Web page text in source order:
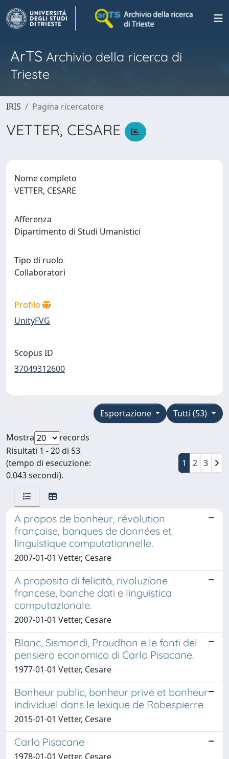
ArTS Archivio della ricerca di
Trieste
IRIS Pagina ricercatore
VETTER, CESARE
Nome completo
VETTER, CESARE
Afferenza
Dipartimento di Studi Umanistici
Tipo di ruolo
Collaboratori
Profilo
UnityFVG
Scopus ID
37049312600
Tutti (53)
Esportazione
Mostra
records
Risultati 1 - 20 di 53
(tempo di esecuzione:
0.043 secondi).
1 2 3
A propos de bonheur, révolution
française, banques de données et
linguistique computationnelle.
2007-01-01 Vetter, Cesare
A proposito di felicità, rivoluzione
francese, banche dati e linguistica
computazionale.
2007-01-01 Vetter, Cesare
Blanc, Sismondi, Proudhon e le fonti del
pensiero economico di Carlo Pisacane.
1977-01-01 Vetter, Cesare
Bonheur public, bonheur privé et bonheur
individuel dans le lexique de Robespierre
2015-01-01 Vetter, Cesare
Carlo Pisacane
1978-01-01 Vetter, Cesare